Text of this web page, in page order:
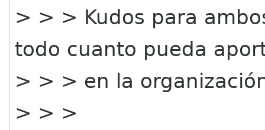
> > > Kudos para
todo cuanto pueda
> > > en la
> > >